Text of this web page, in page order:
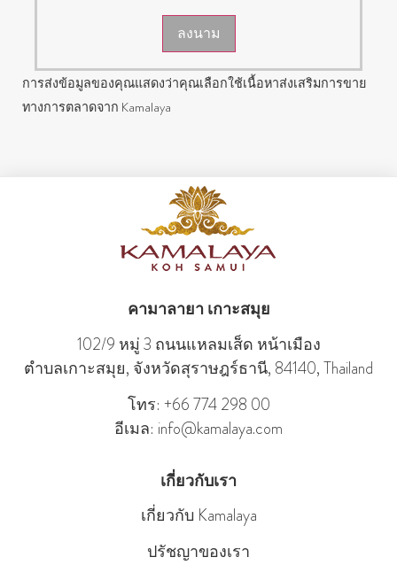
ลงนาม
การส่งข้อมูลของคุณแสดงว่าคุณเลือกใช้เนื้อหาส่งเสริมการขาย
ทางการตลาดจาก Kamalaya
คามาลายา เกาะสมุย
102/9 หมู่ 3 ถนนแหลมเส็ด หน้าเมือง
ตําบลเกาะสมุย, จังหวัดสุราษฎร์ธานี, 84140, Thailand
โทร: +66 774 298 00
อีเมล: info@kamalaya.com
เกี่ยวกับเรา
เกี่ยวกับ Kamalaya
ปรัชญาของเรา